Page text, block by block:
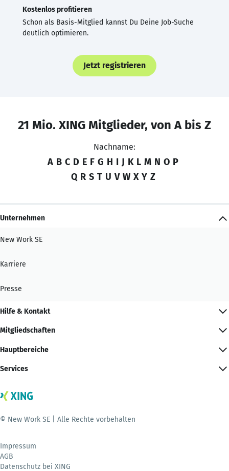
Kostenlos profitieren
Schon als Basis-Mitglied kannst Du Deine Job-Suche
deutlich optimieren.
Jetzt registrieren
21 Mio. XING Mitglieder, von A bis Z
Nachname:
A B C D E F G H I J K L M N O P
Q R S T U V W X Y Z
Unternehmen
New Work SE
Karriere
Presse
Hilfe & Kontakt
Mitgliedschaften
Hauptbereiche
Services
© New Work SE | Alle Rechte vorbehalten
Impressum
AGB
Datenschutz bei XING